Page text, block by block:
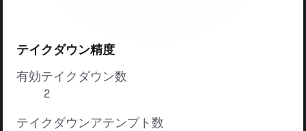
テイクダウン精度
有効テイクダウン数
2
テイクダウンアテンプト数